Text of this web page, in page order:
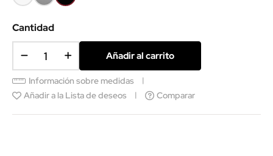
aluminio
Cantidad
Añadir al carrito
Información sobre medidas
Añadir a la Lista de deseos
Comparar